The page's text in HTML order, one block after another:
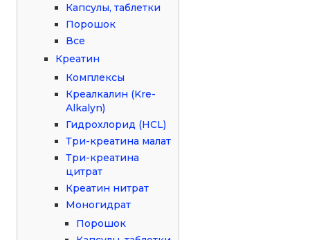
Капсулы, таблетки
Порошок
Все
Креатин
Комплексы
Креалкалин (Kre-
Alkalyn)
Гидрохлорид (HCL)
Три-креатина малат
Три-креатина
цитрат
Креатин нитрат
Моногидрат
Порошок